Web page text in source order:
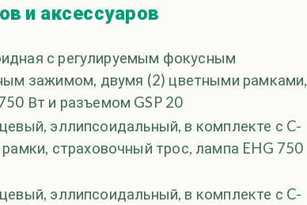
и аксессуаров
с регулируемым фокусным
зажимом, двумя (2) цветными рамками,
Вт и разъемом GSP 20
эллипсоидальный, в комплекте с C-
страховочный трос, лампа EHG 750
эллипсоидальный, в комплекте с C-